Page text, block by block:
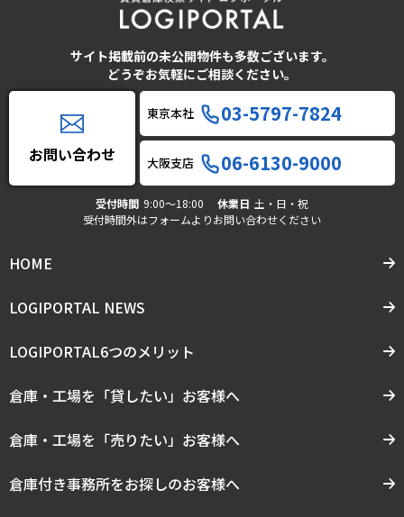
サイト掲載前の未公開物件も多数ございます。
どうぞお気軽にご相談ください。
お問い合わせ
東京本社 03-5797-7824
大阪支店 06-6130-9000
受付時間 9:00〜18:00 休業日 土・日・祝
受付時間外はフォームよりお問い合わせください
HOME
LOGIPORTAL NEWS
LOGIPORTAL6つのメリット
倉庫・工場を「貸したい」お客様へ
倉庫・工場を「売りたい」お客様へ
倉庫付き事務所をお探しのお客様へ